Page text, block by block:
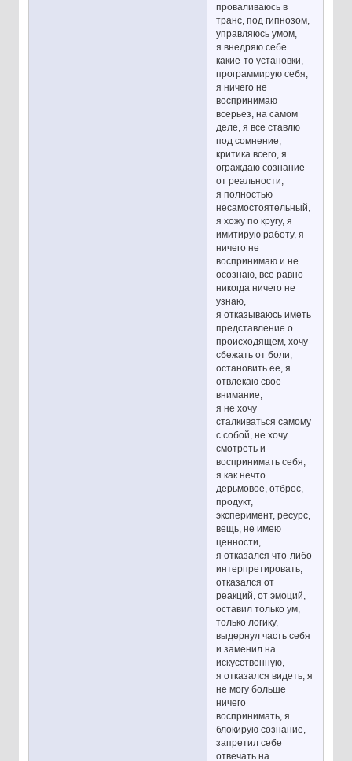
проваливаюсь в
транс, под гипнозом,
управляюсь умом,
я внедряю себе
какие-то установки,
программирую себя,
я ничего не
воспринимаю
всерьез, на самом
деле, я все ставлю
под сомнение,
критика всего, я
ограждаю сознание
от реальности,
я полностью
несамостоятельный,
я хожу по кругу, я
имитирую работу, я
ничего не
воспринимаю и не
осознаю, все равно
никогда ничего не
узнаю,
я отказываюсь иметь
представление о
происходящем, хочу
сбежать от боли,
остановить ее, я
отвлекаю свое
внимание,
я не хочу
сталкиваться самому
с собой, не хочу
смотреть и
воспринимать себя,
я как нечто
дерьмовое, отброс,
продукт,
эксперимент, ресурс,
вещь, не имею
ценности,
я отказался что-либо
интерпретировать,
отказался от
реакций, от эмоций,
оставил только ум,
только логику,
выдернул часть себя
и заменил на
искусственную,
я отказался видеть, я
не могу больше
ничего
воспринимать, я
блокирую сознание,
запретил себе
отвечать на